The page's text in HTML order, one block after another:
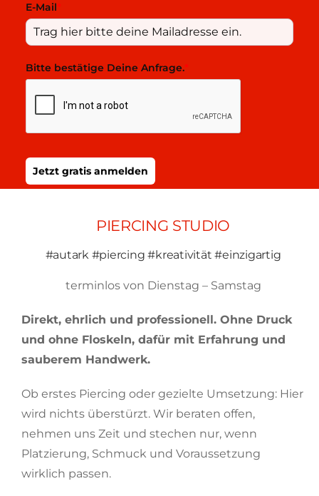
E-Mail*
Bitte bestätige Deine Anfrage.*
Jetzt gratis anmelden
PIERCING STUDIO
#autark #piercing #kreativität #einzigartig
terminlos von Dienstag – Samstag
Direkt, ehrlich und professionell. Ohne Druck
und ohne Floskeln, dafür mit Erfahrung und
sauberem Handwerk.
Ob erstes Piercing oder gezielte Umsetzung: Hier
wird nichts überstürzt. Wir beraten offen,
nehmen uns Zeit und stechen nur, wenn
Platzierung, Schmuck und Voraussetzung
wirklich passen.